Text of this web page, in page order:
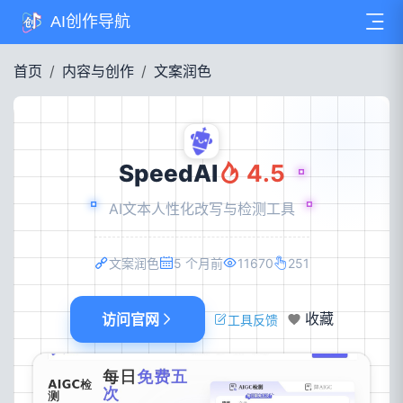
AI创作导航
首页 内容与创作 文案润色
SpeedAI 4.5
AI文本人性化改写与检测工具
文案润色 5 个月前 11670 251
访问官网 工具反馈 收藏